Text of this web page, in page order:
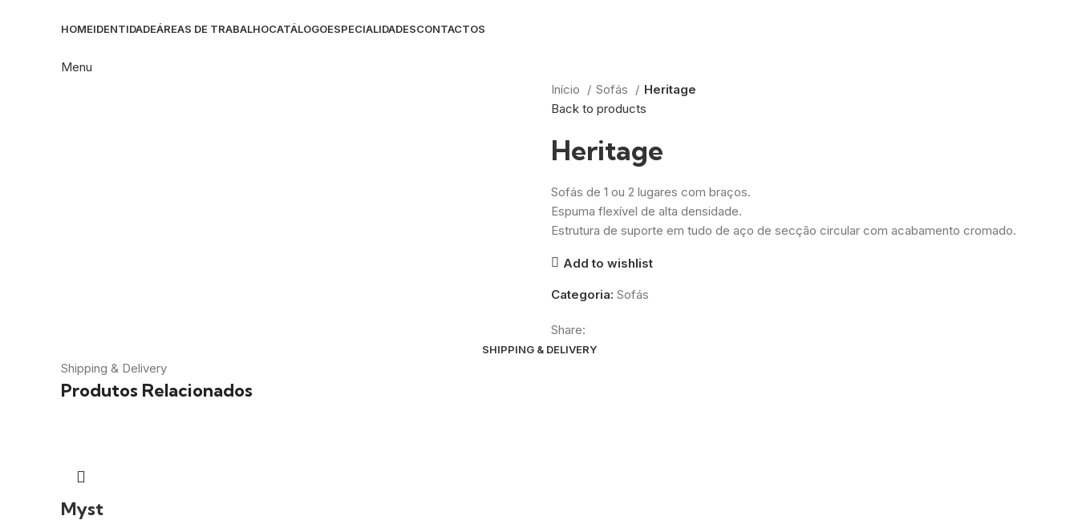
HOMEIDENTIDADEÁREAS DE TRABALHOCATÁLOGOESPECIALIDADESCONTACTOS
Menu
Início Sofás
Heritage
Back to products
Heritage
Sofás de 1 ou 2 lugares com braços.
Espuma flexível de alta densidade.
Estrutura de suporte em tudo de aço de secção circular com acabamento cromado.
Add to wishlist
Categoria: Sofás
Share:
SHIPPING & DELIVERY
Shipping & Delivery
Produtos Relacionados
Myst